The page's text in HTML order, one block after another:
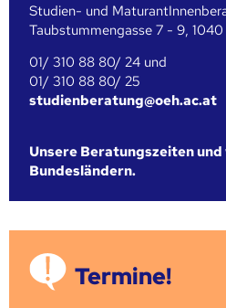
Studien- und
Taubstummengasse 7 - 9, 1040
01/ 310 88 80/ 24 und
01/ 310 88 80/ 25
studienberatung@oeh.ac.at
Unsere Beratungszeiten
Bundesländern.
Termine!